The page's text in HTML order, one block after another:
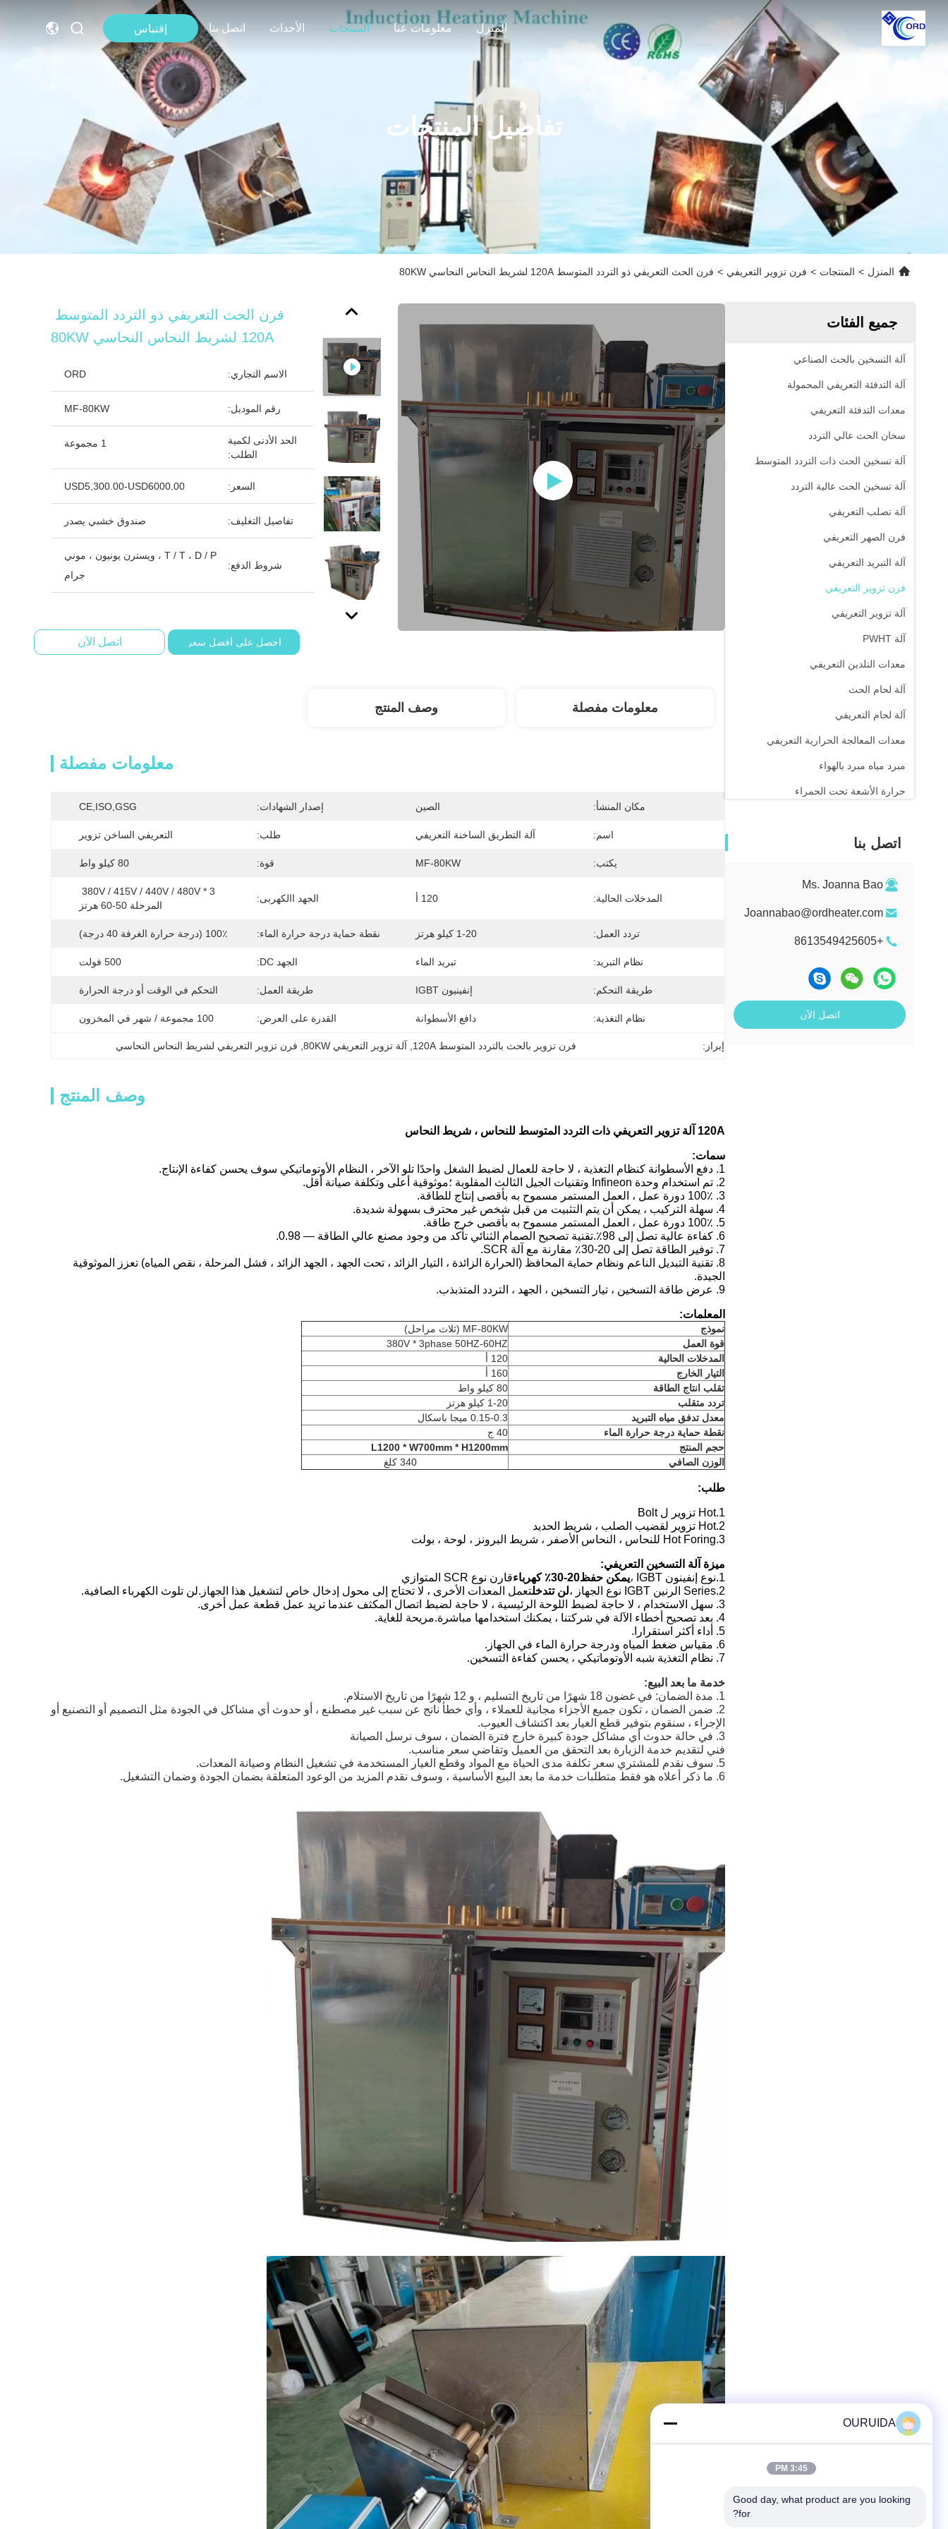
المنزل معلومات عنا المنتجات الأحداث اتصل بنا إقتباس
تفاصيل المنتجات
المنزل > المنتجات > فرن تزوير التعريفي > فرن الحث التعريفي ذو التردد المتوسط ​​120A لشريط النحاس النحاسي 80KW
جميع الفئات
آلة التسخين بالحث الصناعي
آلة التدفئة التعريفي المحمولة
معدات التدفئة التعريفي
سخان الحث عالي التردد
آلة تسخين الحث ذات التردد المتوسط
آلة تسخين الحث عالية التردد
آلة تصلب التعريفي
فرن الصهر التعريفي
آلة التبريد التعريفي
فرن تزوير التعريفي
آلة تزوير التعريفي
آلة PWHT
معدات التلدين التعريفي
آلة لحام الحث
آلة لحام التعريفي
معدات المعالجة الحرارية التعريفي
مبرد مياه مبرد بالهواء
حرارة الأشعة تحت الحمراء
اتصل بنا
Ms. Joanna Bao
Joannabao@ordheater.com
+8613549425605
اتصل الآن
120A لشريط النحاس النحاسي 80KW
الاسم التجاري: ORD
رقم الموديل: MF-80KW
الحد الأدنى لكمية
الطلب:
1 مجموعة
السعر: USD5,300.00-USD6000.00
تفاصيل التغليف: صندوق خشبي يصدر
شروط الدفع:
T / T ، D / P ، ويسترن يونيون ، موني
جرام
احصل على أفضل سعر اتصل الآن
معلومات مفصلة وصف المنتج
معلومات مفصلة
مكان المنشأ: الصين إصدار الشهادات: CE,ISO,GSG
اسم: آلة التطريق الساخنة التعريفي طلب: التعريفي الساخن تزوير
يكتب: MF-80KW قوة: 80 كيلو واط
المدخلات الحالية: 120 أ الجهد االكهربى:
المرحلة 50-60 هرتز
تردد العمل: 1-20 كيلو هرتز نقطة حماية درجة حرارة الماء: 100٪ (درجة حرارة الغرفة 40 درجة)
نظام التبريد: تبريد الماء الجهد DC: 500 فولت
طريقة التحكم: إنفينيون IGBT طريقة العمل: التحكم في الوقت أو درجة الحرارة
نظام التغذية: دافع الأسطوانة القدرة على العرض: 100 مجموعة / شهر في المخزون
إبراز: فرن تزوير بالحث بالتردد المتوسط ​​120A آلة تزوير التعريفي 80KW فرن تزوير التعريفي لشريط النحاس النحاسي
وصف المنتج
120A آلة تزوير التعريفي ذات التردد المتوسط ​​للنحاس ، شريط النحاس
سمات:
1. دفع الأسطوانة كنظام التغذية ، لا حاجة للعمال لضبط الشغل واحدًا تلو الآخر ، النظام الأوتوماتيكي سوف يحسن كفاءة الإنتاج.
2. تم استخدام وحدة Infineon وتقنيات الجيل الثالث المقلوبة ؛موثوقية أعلى وتكلفة صيانة أقل.
3. 100٪ دورة عمل ، العمل المستمر مسموح به بأقصى إنتاج للطاقة.
4. سهلة التركيب ، يمكن أن يتم التثبيت من قبل شخص غير محترف بسهولة شديدة.
5. 100٪ دورة عمل ، العمل المستمر مسموح به بأقصى خرج طاقة.
6. كفاءة عالية تصل إلى 98٪.تقنية تصحيح الصمام الثنائي تأكد من وجود مصنع عالي الطاقة — 0.98.
7. توفير الطاقة تصل إلى 20-30٪ مقارنة مع آلة SCR.
8. تقنية التبديل الناعم ونظام حماية المحافظ (الحرارة الزائدة ، التيار الزائد ، تحت الجهد ، الجهد الزائد ، فشل المرحلة ، نقص المياه) تعزز الموثوقية
الجيدة.
9. عرض طاقة التسخين ، تيار التسخين ، الجهد ، التردد المتذبذب.
المعلمات:
نموذج
MF-80KW (ثلاث مراحل)
قوة العمل
380V * 3phase 50HZ-60HZ
المدخلات الحالية
120 أ
التيار الخارج
160 أ
تقلب انتاج الطاقة
80 كيلو واط
تردد متقلب
1-20 كيلو هرتز
معدل تدفق مياه التبريد
0.15-0.3 ميجا باسكال
نقطة حماية درجة حرارة الماء
40 ج
حجم المنتج
L1200 * W700mm * H1200mm
الوزن الصافي
340 كلغ
طلب:
1.Hot تزوير ل Bolt
2.Hot تزوير لقضيب الصلب ، شريط الحديد
3.Hot Foring للنحاس ، النحاس الأصفر ، شريط البرونز ، لوحة ، بولت
ميزة آلة التسخين التعريفي:
1.نوع إنفينون IGBT ،
يمكن حفظ 20-
30٪ كهرباء
قارن نوع SCR المتوازي
2.Series الرنين IGBT نوع الجهاز ،
لن تتدخلتعمل المعدات الأخرى ، لا تحتاج إلى محول إدخال خاص لتشغيل هذا الجهاز.لن تلوث الكهرباء الصافية.
3. سهل الاستخدام ، لا حاجة لضبط اللوحة الرئيسية ، لا حاجة لضبط اتصال المكثف عندما تريد عمل قطعة عمل أخرى.
4. بعد تصحيح أخطاء الآلة في شركتنا ، يمكنك استخدامها مباشرة.مريحة للغاية.
5. أداء أكثر استقرارا.
6. مقياس ضغط المياه ودرجة حرارة الماء في الجهاز.
7. نظام التغذية شبه الأوتوماتيكي ، يحسن كفاءة التسخين.
خدمة ما بعد البيع:
1. مدة الضمان: في غضون 18 شهرًا من تاريخ التسليم ، و 12 شهرًا من تاريخ الاستلام.
2. ضمن الضمان ، تكون جميع الأجزاء مجانية للعملاء ، وأي خطأ ناتج عن سبب غير مصطنع ، أو حدوث أي مشاكل في الجودة مثل التصميم أو التصنيع أو
الإجراء ، سنقوم بتوفير قطع الغيار بعد اكتشاف العيوب.
3. في حالة حدوث أي مشاكل جودة كبيرة خارج فترة الضمان ، سوف نرسل الصيانة
فني لتقديم خدمة الزيارة بعد التحقق من العميل وتقاضي سعر مناسب.
5. سوف نقدم للمشتري سعر تكلفة مدى الحياة مع المواد وقطع الغيار المستخدمة في تشغيل النظام وصيانة المعدات.
6. ما ذكر أعلاه هو فقط متطلبات خدمة ما بعد البيع الأساسية ، وسوف نقدم المزيد من الوعود المتعلقة بضمان الجودة وضمان التشغيل.
OURUIDA
3:45 PM
Good day, what product are you looking
for?